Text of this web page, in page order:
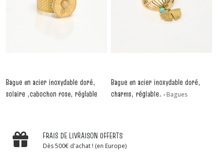
Bague en acier inoxydable doré,
solaire ,cabochon rose, réglable
Bague en acier inoxydable doré,
charms, réglable. -Bagues
FRAIS DE LIVRAISON OFFERTS
Dès 500€ d'achat ! (en Europe)